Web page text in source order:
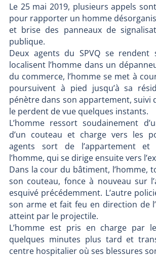
Le 25 mai 2019, plusieurs appels
pour rapporter un homme
et brise des panneaux de
publique.
Deux agents du SPVQ se
localisent l’homme dans un
du commerce, l’homme se met à
poursuivent à pied jusqu’à sa
pénètre dans son appartement, suivi
le perdent de vue quelques instants.
L’homme ressort soudainement
d’un couteau et charge vers les
agents sort de l’appartement et
l’homme, qui se dirige ensuite vers
Dans la cour du bâtiment, l’homme,
son couteau, fonce à nouveau sur
esquivé précédemment. L’autre
son arme et fait feu en direction de
atteint par le projectile.
L’homme est pris en charge par
quelques minutes plus tard et
centre hospitalier où ses blessures